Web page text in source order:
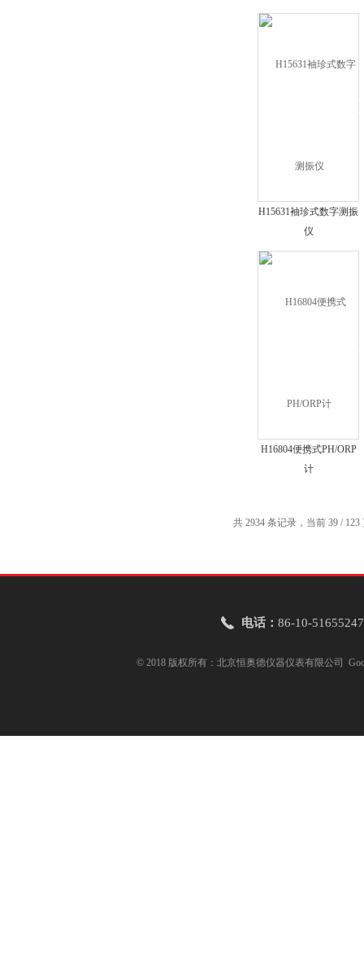
H15631袖珍式数字测振
仪
H16804便携式PH/ORP
计
共 2934 条记录，当前 39 /
电话： 86-10-51655247
© 2018 版权所有：北京恒奥德仪器仪表有限公司